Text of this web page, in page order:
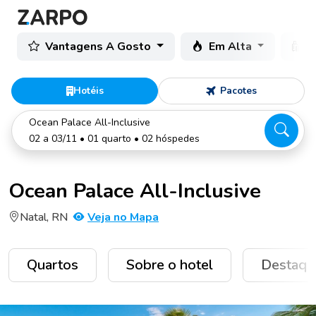
Vantagens A Gosto Em Alta
Hotéis Pacotes
Ocean Palace All-Inclusive
02 a 03/11 • 01 quarto • 02 hóspedes
Ocean Palace All-Inclusive
Natal, RN Veja no Mapa
Quartos Sobre o hotel